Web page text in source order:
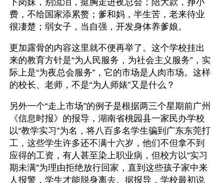
下岗妹，别流泪，挺胸走进夜总会；陪大款，挣小
费，不给国家添累赘；爹和妈，半生苦，老来待业
很凄楚；弱女子，当自强，开发身体养爹娘。
更加露骨的内容这里就不便再举了。这个学校挂出
来的教育方针是“为人民服务，为社会主义服务”，实
际上是“为夜总会服务”，它的市场是人肉市场。这样
的校长、老师，不是“为人师婊”又是什么？
另外一个“走上市场”的例子是根据两三个星期前广州
《信息时报》的报导，湖南省桃园县一家民办学校
以“教学实习”为名，将八百多名学生骗到广东东莞打
工，这些学生许多还不满十六岁，他们不但拿不到
应得的工资，有人甚至染上职业病，但校方以“实习
期未满”为理由拒绝放行回家，直到这些孩子家中来
人报警，学生才能脱身离去。据报导，学校最初说